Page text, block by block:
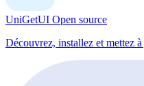
UniGetUI Open source
Découvrez, installez et mettez